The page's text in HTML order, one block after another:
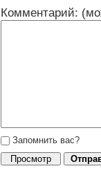
Комментарий:
Запомнить вас?